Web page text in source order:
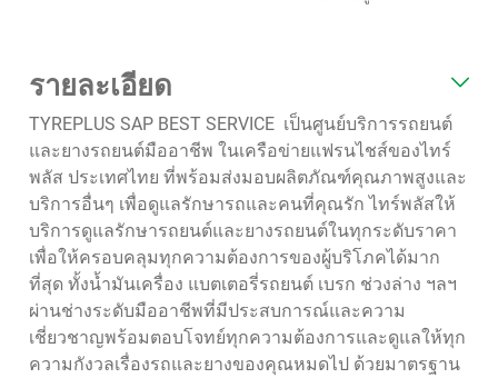
รายละเอียด
TYREPLUS SAP BEST SERVICE เป็นศูนย์บริการรถยนต์
และยางรถยนต์มืออาชีพ ในเครือข่ายแฟรนไชส์ของไทร์
พลัส ประเทศไทย ที่พร้อมส่งมอบผลิตภัณฑ์คุณภาพสูงและ
บริการอื่นๆ เพื่อดูแลรักษารถและคนที่คุณรัก ไทร์พลัสให้
บริการดูแลรักษารถยนต์และยางรถยนต์ในทุกระดับราคา
เพื่อให้ครอบคลุมทุกความต้องการของผู้บริโภคได้มาก
ที่สุด ทั้งน้ำมันเครื่อง แบตเตอรี่รถยนต์ เบรก ช่วงล่าง ฯลฯ
ผ่านช่างระดับมืออาชีพที่มีประสบการณ์และความ
เชี่ยวชาญพร้อมตอบโจทย์ทุกความต้องการและดูแลให้ทุก
ความกังวลเรื่องรถและยางของคุณหมดไป ด้วยมาตรฐาน